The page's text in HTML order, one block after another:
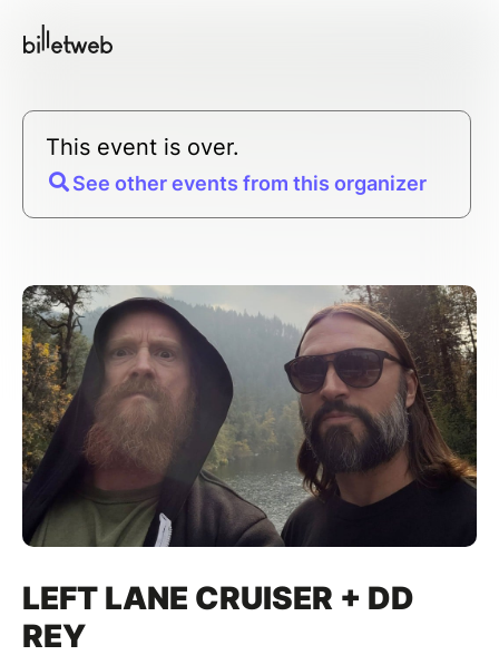
This event is over.
See other events from this organizer
LEFT LANE CRUISER + DD
REY